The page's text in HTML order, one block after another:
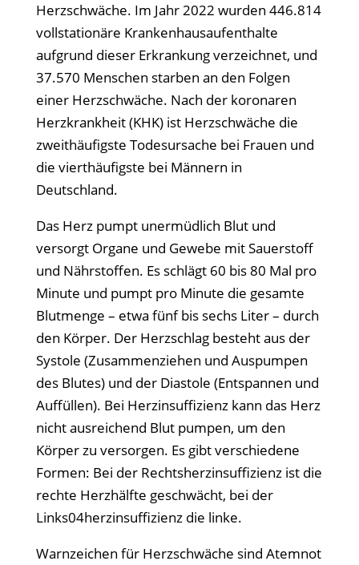
Herzschwäche. Im Jahr 2022 wurden 446.814
vollstationäre Krankenhausaufenthalte
aufgrund dieser Erkrankung verzeichnet, und
37.570 Menschen starben an den Folgen
einer Herzschwäche. Nach der koronaren
Herzkrankheit (KHK) ist Herzschwäche die
zweithäufigste Todesursache bei Frauen und
die vierthäufigste bei Männern in
Deutschland.
Das Herz pumpt unermüdlich Blut und
versorgt Organe und Gewebe mit Sauerstoff
und Nährstoffen. Es schlägt 60 bis 80 Mal pro
Minute und pumpt pro Minute die gesamte
Blutmenge – etwa fünf bis sechs Liter – durch
den Körper. Der Herzschlag besteht aus der
Systole (Zusammenziehen und Auspumpen
des Blutes) und der Diastole (Entspannen und
Auffüllen). Bei Herzinsuffizienz kann das Herz
nicht ausreichend Blut pumpen, um den
Körper zu versorgen. Es gibt verschiedene
Formen: Bei der Rechtsherzinsuffizienz ist die
rechte Herzhälfte geschwächt, bei der
Links04herzinsuffizienz die linke.
Warnzeichen für Herzschwäche sind Atemnot